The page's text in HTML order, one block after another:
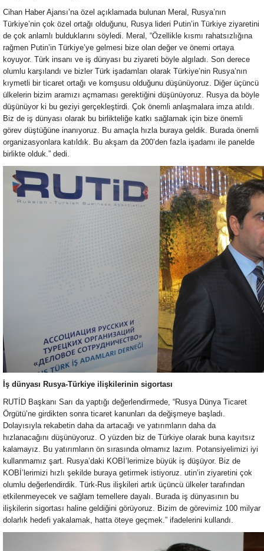
Cihan Haber Ajansı’na özel açıklamada bulunan Meral, Rusya’nın
Türkiye’nin çok özel ortağı olduğunu, Rusya lideri Putin’in Türkiye ziyaretini
de çok anlamlı bulduklarını söyledi. Meral, “Özellikle kısmı rahatsızlığına
rağmen Putin’in Türkiye’ye gelmesi bize olan değer ve önemi ortaya
koyuyor. Türk insanı ve iş dünyası bu ziyareti böyle algıladı. Son derece
olumlu karşılandı ve bizler Türk işadamları olarak Türkiye’nin Rusya’nın
kıymetli bir ticaret ortağı ve komşusu olduğunu düşünüyoruz. Diğer üçüncü
ülkelerin bizim aramızı açmaması gerektiğini düşünüyoruz. Rusya da böyle
düşünüyor ki bu geziyi gerçekleştirdi. Çok önemli anlaşmalara imza atıldı.
Biz de iş dünyası olarak bu birlikteliğe katkı sağlamak için bize önemli
görev düştüğüne inanıyoruz. Bu amaçla hızla buraya geldik. Burada önemli
organizasyonlara katıldık. Bu akşam da 200’den fazla işadamı ile panelde
birlikte olduk.” dedi.
İş dünyası Rusya-Türkiye ilişkilerinin sigortası
RUTİD Başkanı Sarı da yaptığı değerlendirmede, “Rusya Dünya Ticaret
Örgütü’ne girdikten sonra ticaret kanunları da değişmeye başladı.
Dolayısıyla rekabetin daha da artacağı ve yatırımların daha da
hızlanacağını düşünüyoruz. O yüzden biz de Türkiye olarak buna kayıtsız
kalamayız. Bu yatırımların ön sırasında olmamız lazım. Potansiyelimizi iyi
kullanmamız şart. Rusya’daki KOBİ’lerimize büyük iş düşüyor. Biz de
KOBİ’lerimizi hızlı şekilde buraya getirmek istiyoruz. utin’in ziyaretini çok
olumlu değerlendirdik. Türk-Rus ilişkileri artık üçüncü ülkeler tarafından
etkilenmeyecek ve sağlam temellere dayalı. Burada iş dünyasının bu
ilişkilerin sigortası haline geldiğini görüyoruz. Bizim de görevimiz 100 milyar
dolarlık hedefi yakalamak, hatta öteye geçmek.” ifadelerini kullandı.